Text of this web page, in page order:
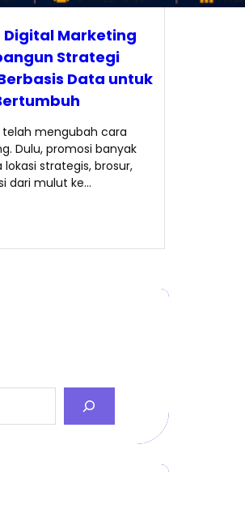
Marketing
Strategi
Data untuk
mengubah cara
Dulu, promosi banyak
strategis, brosur,
dari mulut ke…